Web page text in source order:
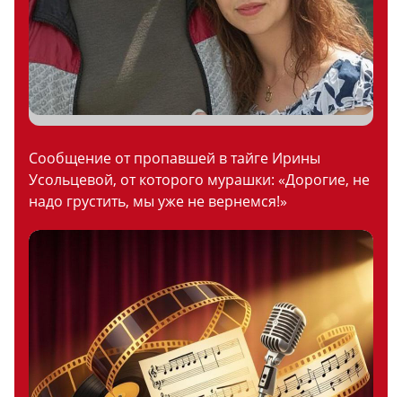
Сообщение от пропавшей в тайге Ирины
Усольцевой, от которого мурашки: «Дорогие, не
надо грустить, мы уже не вернемся!»